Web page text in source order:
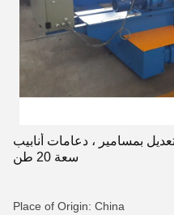
بمسامير ، دعامات أنابيب
سعة 20 طن
Place of Origin: China